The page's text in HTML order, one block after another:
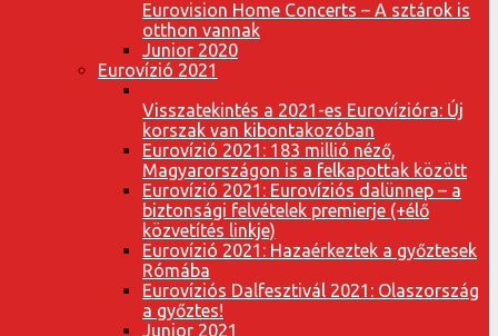
Eurovision Home Concerts – A sztárok is
otthon vannak
Junior 2020
Eurovízió 2021
Visszatekintés a 2021-es Eurovízióra: Új
korszak van kibontakozóban
Eurovízió 2021: 183 millió néző,
Magyarországon is a felkapottak között
Eurovízió 2021: Eurovíziós dalünnep – a
biztonsági felvételek premierje (+élő
közvetítés linkje)
Eurovízió 2021: Hazaérkeztek a győztesek
Rómába
Eurovíziós Dalfesztivál 2021: Olaszország
a győztes!
Junior 2021